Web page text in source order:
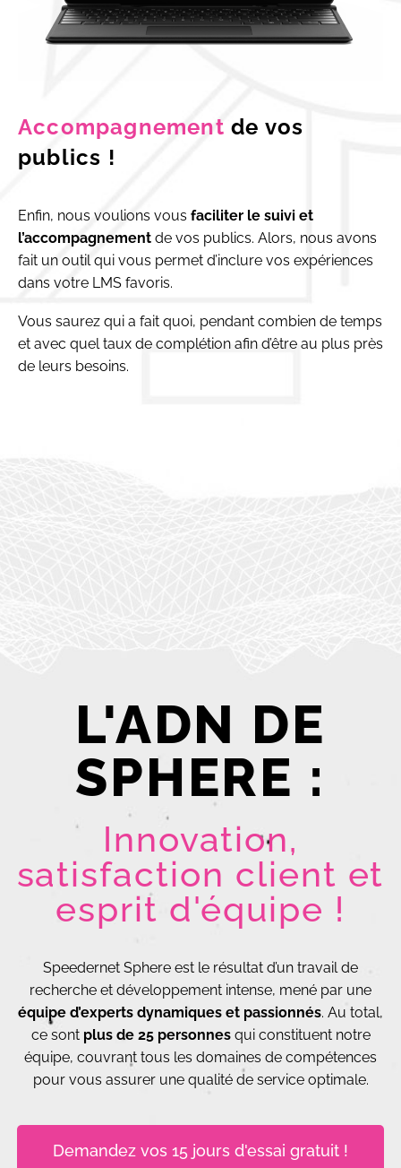
Accompagnement de vos
publics !
Enfin, nous voulions vous faciliter le suivi et
l’accompagnement de vos publics. Alors, nous avons
fait un outil qui vous permet d’inclure vos expériences
dans votre LMS favoris.
Vous saurez qui a fait quoi, pendant combien de temps
et avec quel taux de complétion afin d’être au plus près
de leurs besoins.
L'ADN DE
SPHERE :
Innovation,
satisfaction client et
esprit d'équipe !
Speedernet Sphere est le résultat d’un travail de
recherche et développement intense, mené par une
équipe d’experts dynamiques et passionnés. Au total,
ce sontplus de 25 personnesqui constituent notre
équipe, couvrant tous les domaines de compétences
pour vous assurer une qualité de service optimale.
Demandez vos 15 jours d'essai gratuit !